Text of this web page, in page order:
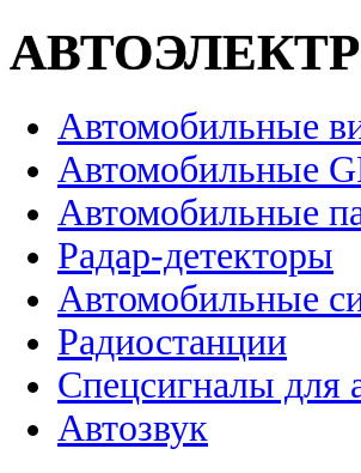
Автомобильные
Автомобильные
Автомобильные
Радар-детекторы
Автомобильные
Радиостанции
Спецсигналы для
Автозвук